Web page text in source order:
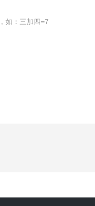
如：三加四=7